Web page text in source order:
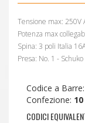
Tensione max: 250V
Potenza max
Spina: 3 poli Italia
Presa: No. 1 -
Codice a Barre:
Confezione:
CODICI